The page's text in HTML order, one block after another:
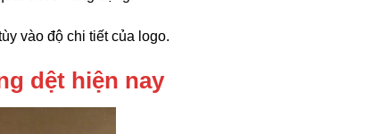
vào độ chi tiết của logo.
dệt hiện nay